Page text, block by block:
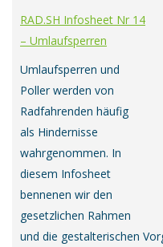
RAD.SH Infosheet Nr 14
– Umlaufsperren
Umlaufsperren und
Poller werden von
Radfahrenden häufig
als Hindernisse
wahrgenommen. In
diesem Infosheet
bennenen wir den
gesetzlichen Rahmen
und die gestalterischen